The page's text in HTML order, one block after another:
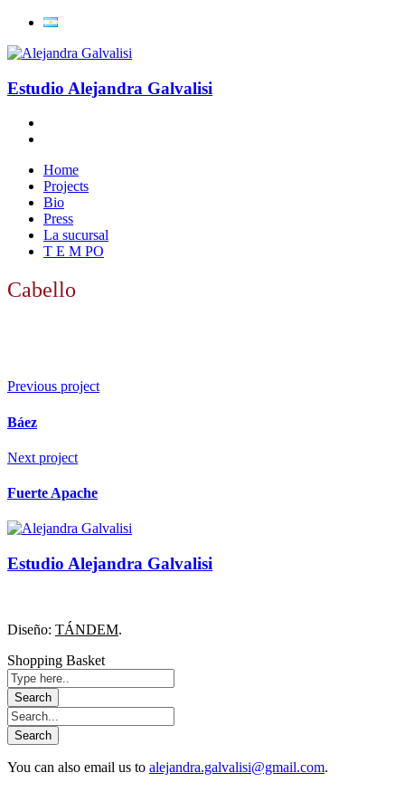
Estudio Alejandra Galvalisi
Home
Projects
Bio
Press
La sucursal
T E M PO
Cabello
Previous project
Báez
Next project
Fuerte Apache
Estudio Alejandra Galvalisi
Diseño: TÁNDEM.
Shopping Basket
You can also email us to alejandra.galvalisi@gmail.com.